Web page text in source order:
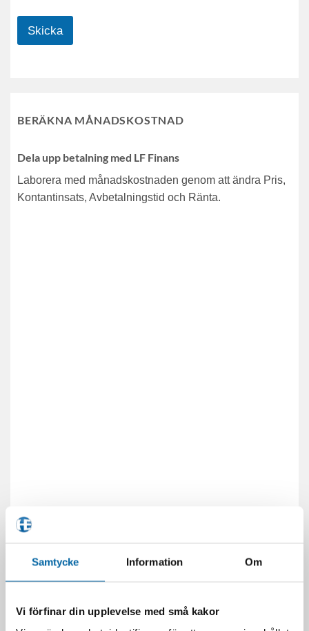
Samtycke Information Om
Vi förfinar din upplevelse med små kakor
Skicka
BERÄKNA MÅNADSKOSTNAD
Dela upp betalning med LF Finans
Laborera med månadskostnaden genom att ändra Pris,
Kontantinsats, Avbetalningstid och Ränta.